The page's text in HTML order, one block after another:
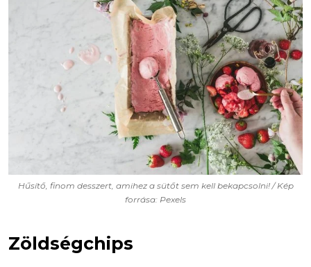
Hűsítő, finom desszert, amihez a sütőt sem kell bekapcsolni! / Kép
forrása: Pexels
Zöldségchips